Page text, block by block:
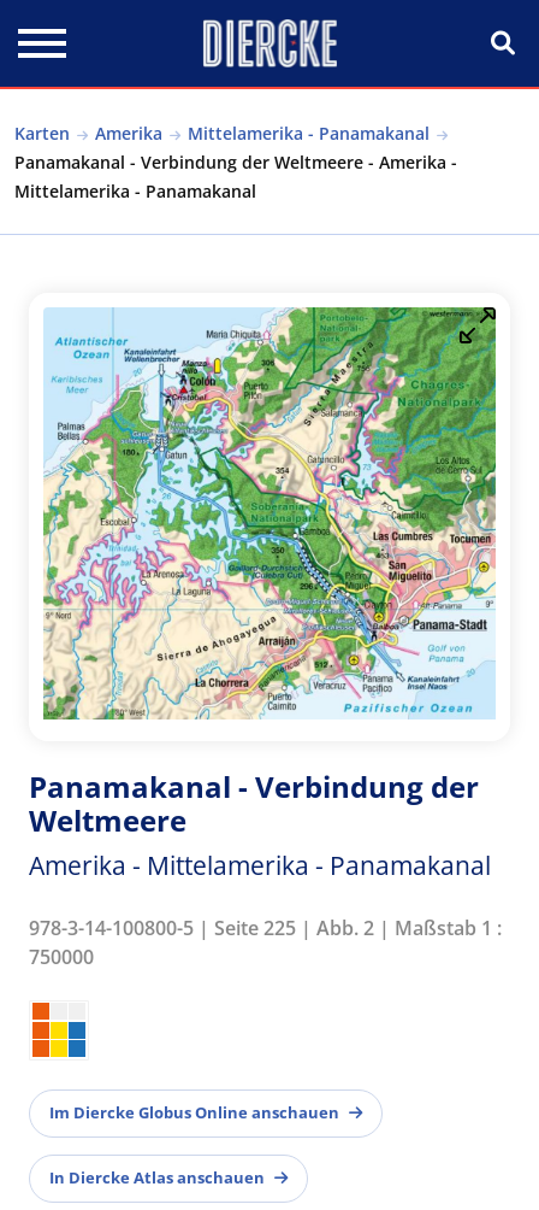
Karten Amerika
Mittelamerika - Panamakanal
Panamakanal - Verbindung der Weltmeere - Amerika -
Mittelamerika - Panamakanal
Panamakanal - Verbindung der
Weltmeere
Amerika - Mittelamerika - Panamakanal
978-3-14-100800-5 | Seite 225 | Abb. 2 | Maßstab 1 :
750000
Im Diercke Globus Online anschauen
In Diercke Atlas anschauen